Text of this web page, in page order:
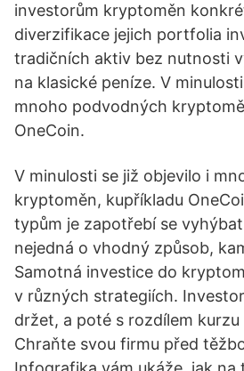
investorům kryptoměn
diverzifikace jejich portfolia
tradičních aktiv bez nutnosti
na klasické peníze. V
mnoho podvodných
OneCoin.
V minulosti se již objevilo i
kryptoměn, kupříkladu
typům je zapotřebí se
nejedná o vhodný způsob,
Samotná investice do
v různých strategiích.
držet, a poté s rozdílem
Chraňte svou firmu před